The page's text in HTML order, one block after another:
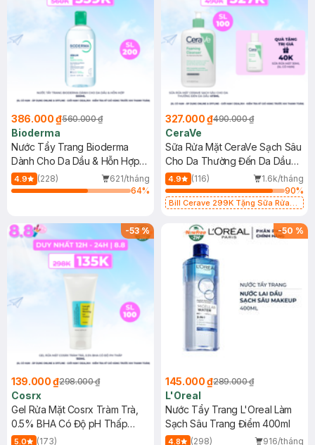
386.000 ₫560.000 ₫
Bioderma
Nước Tẩy Trang Bioderma
Dành Cho Da Dầu & Hỗn Hợp
500ml
4.9 (228)
621/tháng
64%
327.000 ₫490.000 ₫
CeraVe
Sữa Rửa Mặt CeraVe Sạch Sâu
Cho Da Thường Đến Da Dầu
473ml
4.9 (116)
1.6k/tháng
90%
Bill Cerave 299K Tặng Sữa Rửa
-53%
139.000 ₫298.000 ₫
Cosrx
Gel Rửa Mặt Cosrx Tràm Trà,
0.5% BHA Có Độ pH Thấp
150ml
5.0
(173)
-50 %
145.000 ₫289.000 ₫
L'Oreal
Nước Tẩy Trang L'Oreal Làm
Sạch Sâu Trang Điểm 400ml
4.8 (298)
916/tháng